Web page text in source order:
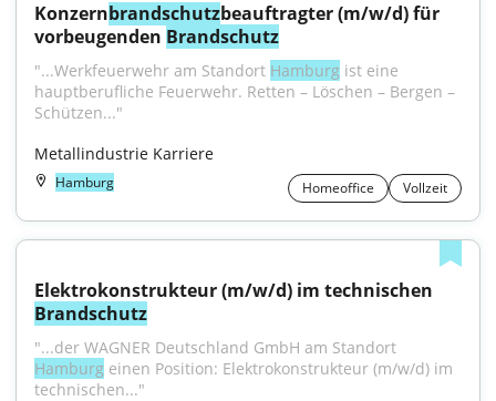
Konzernbrandschutzbeauftragter (m/w/d) für
vorbeugenden Brandschutz
"...Werkfeuerwehr am Standort Hamburg ist eine
hauptberufliche Feuerwehr. Retten – Löschen – Bergen –
Schützen..."
Metallindustrie Karriere
Hamburg Homeoffice Vollzeit
Brandschutz
Hamburg einen Position: Elektrokonstrukteur (m/w/d) im
technischen..."